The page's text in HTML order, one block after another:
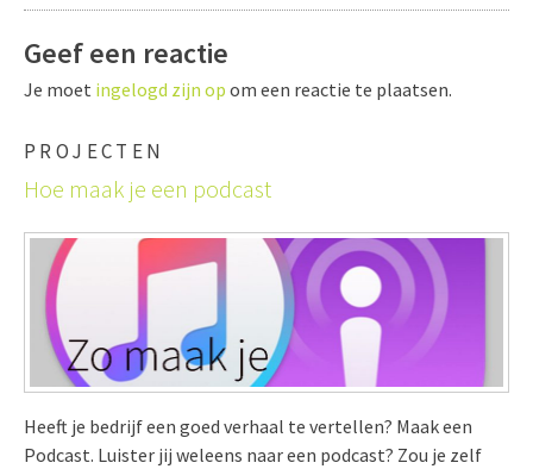
Geef een reactie
Je moet ingelogd zijn op om een reactie te plaatsen.
PROJECTEN
Hoe maak je een podcast
Heeft je bedrijf een goed verhaal te vertellen? Maak een
Podcast. Luister jij weleens naar een podcast? Zou je zelf